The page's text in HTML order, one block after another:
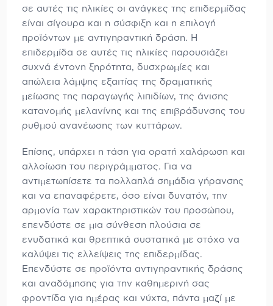
σε αυτές τις ηλικίες οι ανάγκες της επιδερμίδας
είναι σίγουρα και η σύσφιξη και η επιλογή
προϊόντων με αντιγηραντική δράση. Η
επιδερμίδα σε αυτές τις ηλικίες παρουσιάζει
συχνά έντονη ξηρότητα, δυσχρωμίες και
απώλεια λάμψης εξαιτίας της δραματικής
μείωσης της παραγωγής λιπιδίων, της άνισης
κατανομής μελανίνης και της επιβράδυνσης του
ρυθμού ανανέωσης των κυττάρων.
Επίσης, υπάρχει η τάση για ορατή χαλάρωση και
αλλοίωση του περιγράμματος. Για να
αντιμετωπίσετε τα πολλαπλά σημάδια γήρανσης
και να επαναφέρετε, όσο είναι δυνατόν, την
αρμονία των χαρακτηριστικών του προσώπου,
επενδύστε σε μια σύνθεση πλούσια σε
ενυδατικά και θρεπτικά συστατικά με στόχο να
καλύψει τις ελλείψεις της επιδερμίδας.
Επενδύστε σε προϊόντα αντιγηραντικής δράσης
και αναδόμησης για την καθημερινή σας
φροντίδα για ημέρας και νύχτα, πάντα μαζί με